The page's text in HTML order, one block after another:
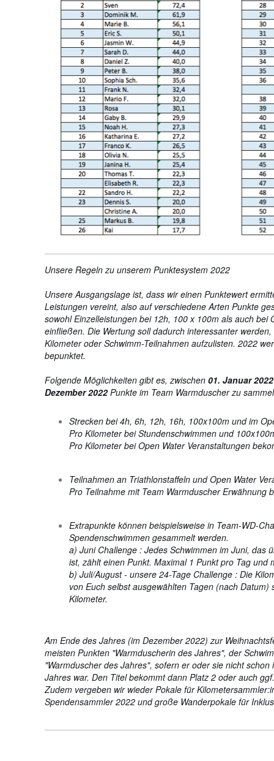
Unsere Regeln zu unserem Punktesystem 2022
Unsere Ausgangslage ist, dass wir einen Punktewert
Leistungen vereint, also auf verschiedene Arten Punkte
sowohl Einzelleistungen bei 12h, 100 x 100m als auch bei
einfließen. Die Wertung soll dadurch interessanter
Kilometer oder Schwimm-Teilnahmen aufzulisten. 2022
bepunktet.
Folgende Möglichkeiten gibt es, zwischen 01. Januar
Dezember 2022Punkte im Team Warmduscher zu
Strecken bei 4h, 6h, 12h, 16h, 100x100m und im
Pro Kilometer bei Stundenschwimmen und
Pro Kilometer bei Open Water Veranstaltungen
Teilnahmen an Triathlonstaffeln und Open Water
Pro Teilnahme mit Team Warmduscher Erwähnung
Extrapunkte können beispielsweise in Team-WD-
Spendenschwimmen gesammelt werden.
a) Juni Challenge : Jedes Schwimmen im Juni, das
ist, zählt einen Punkt. Maximal 1 Punkt pro Tag und
b) Juli/August - unsere 24-Tage Challenge : Die
von Euch selbst ausgewählten Tagen (nach
Kilometer.
Am Ende des Jahres (im Dezember 2022) zur
meisten Punkten "Warmduscherin des Jahres", der
"Warmduscher des Jahres", sofern er oder sie nicht
Jahres war. Den Titel bekommt dann Platz 2 oder auch
Zudem vergeben wir wieder Pokale für
Spendensammler 2022 und große Wanderpokale für